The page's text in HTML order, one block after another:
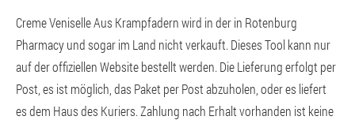
Creme Veniselle Aus Krampfadern wird in der in Rotenburg
Pharmacy und sogar im Land nicht verkauft. Dieses Tool kann nur
auf der offiziellen Website bestellt werden. Die Lieferung erfolgt per
Post, es ist möglich, das Paket per Post abzuholen, oder es liefert
es dem Haus des Kuriers. Zahlung nach Erhalt vorhanden ist keine